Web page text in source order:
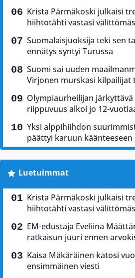
Krista Pärmäkoski julkaisi
hiihtotähti vastasi
Suomalaisjuoksija teki sen
ennätys syntyi Turussa
Suomi sai uuden
Virjonen murskasi kilpailijat
Olympiaurheilijan
riippuvuus alkoi jo 12-
Yksi alppihiihdon
päättyi karuun käänteeseen
Luetuimmat
Krista Pärmäkoski julkaisi
hiihtotähti vastasi
EM-edustaja Eveliina
ratkaisun juuri ennen
Kaisa Mäkäräinen katosi
ensimmäinen viesti